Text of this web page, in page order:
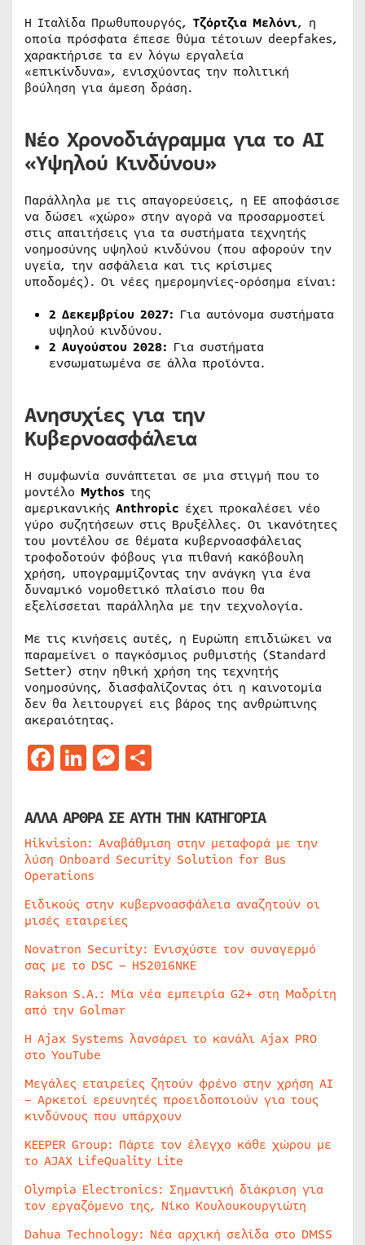
Η Ιταλίδα Πρωθυπουργός, Τζόρτζια Μελόνι, η
οποία πρόσφατα έπεσε θύμα τέτοιων deepfakes,
χαρακτήρισε τα εν λόγω εργαλεία
«επικίνδυνα», ενισχύοντας την πολιτική
βούληση για άμεση δράση.
Νέο Χρονοδιάγραμμα για το AI
«Υψηλού Κινδύνου»
Παράλληλα με τις απαγορεύσεις, η ΕΕ αποφάσισε
να δώσει «χώρο» στην αγορά να προσαρμοστεί
στις απαιτήσεις για τα συστήματα τεχνητής
νοημοσύνης υψηλού κινδύνου (που αφορούν την
υγεία, την ασφάλεια και τις κρίσιμες
υποδομές). Οι νέες ημερομηνίες-ορόσημα είναι:
2 Δεκεμβρίου 2027: Για αυτόνομα συστήματα
υψηλού κινδύνου.
2 Αυγούστου 2028: Για συστήματα
ενσωματωμένα σε άλλα προϊόντα.
Ανησυχίες για την
Κυβερνοασφάλεια
Η συμφωνία συνάπτεται σε μια στιγμή που το
μοντέλο Mythos της
αμερικανικής Anthropic έχει προκαλέσει νέο
γύρο συζητήσεων στις Βρυξέλλες. Οι ικανότητες
του μοντέλου σε θέματα κυβερνοασφάλειας
τροφοδοτούν φόβους για πιθανή κακόβουλη
χρήση, υπογραμμίζοντας την ανάγκη για ένα
δυναμικό νομοθετικό πλαίσιο που θα
εξελίσσεται παράλληλα με την τεχνολογία.
Με τις κινήσεις αυτές, η Ευρώπη επιδιώκει να
παραμείνει ο παγκόσμιος ρυθμιστής (Standard
Setter) στην ηθική χρήση της τεχνητής
νοημοσύνης, διασφαλίζοντας ότι η καινοτομία
δεν θα λειτουργεί εις βάρος της ανθρώπινης
ακεραιότητας.
Facebook
LinkedIn
Messenger
ΑΛΛΑ ΑΡΘΡΑ ΣΕ ΑΥΤΗ ΤΗΝ ΚΑΤΗΓΟΡΙΑ
Hikvision: Αναβάθμιση στην μεταφορά με την
λύση Onboard Security Solution for Bus
Operations
Ειδικούς στην κυβερνοασφάλεια αναζητούν οι
μισές εταιρείες
Novatron Security: Ενισχύστε τον συναγερμό
σας με το DSC – HS2016NKE
Rakson S.A.: Μία νέα εμπειρία G2+ στη Μαδρίτη
από την Golmar
Η Ajax Systems λανσάρει το κανάλι Ajax PRO
στο YouTube
Μεγάλες εταιρείες ζητούν φρένο στην χρήση AI
– Αρκετοί ερευνητές προειδοποιούν για τους
κινδύνους που υπάρχουν
KEEPER Group: Πάρτε τον έλεγχο κάθε χώρου με
το AJAX LifeQuality Lite
Olympia Electronics: Σημαντική διάκριση για
τον εργαζόμενο της, Νίκο Κουλουκουργιώτη
Dahua Technology: Νέα αρχική σελίδα στο DMSS